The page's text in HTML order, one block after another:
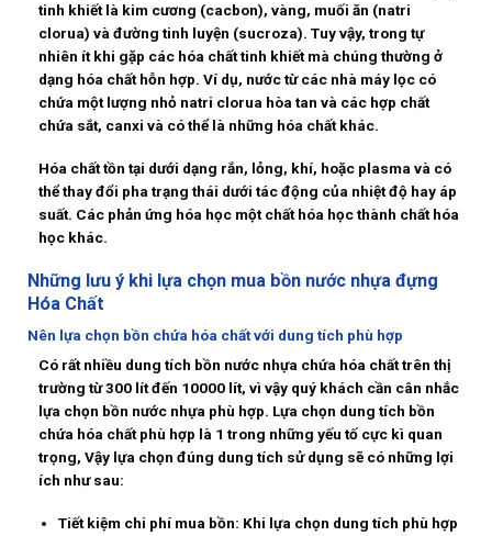
tinh khiết là kim cương (cacbon), vàng, muối ăn (natri
clorua) và đường tinh luyện (sucroza). Tuy vậy, trong tự
nhiên ít khi gặp các hóa chất tinh khiết mà chúng thường ở
dạng hóa chất hỗn hợp. Ví dụ, nước từ các nhà máy lọc có
chứa một lượng nhỏ natri clorua hòa tan và các hợp chất
chứa sắt, canxi và có thể là những hóa chất khác.
Hóa chất tồn tại dưới dạng rắn, lỏng, khí, hoặc plasma và có
thể thay đổi pha trạng thái dưới tác động của nhiệt độ hay áp
suất. Các phản ứng hóa học một chất hóa học thành chất hóa
học khác.
Những lưu ý khi lựa chọn mua bồn nước nhựa đựng
Hóa Chất
Nên lựa chọn bồn chứa hóa chất với dung tích phù hợp
Có rất nhiều dung tích bồn nước nhựa chứa hóa chất trên thị
trường từ 300 lít đến 10000 lít, vì vậy quý khách cần cân nhắc
lựa chọn bồn nước nhựa phù hợp. Lựa chọn dung tích bồn
chứa hóa chất phù hợp là 1 trong những yếu tố cực kì quan
trọng, Vậy lựa chọn đúng dung tích sử dụng sẽ có những lợi
ích như sau:
Tiết kiệm chi phí mua bồn: Khi lựa chọn dung tích phù hợp